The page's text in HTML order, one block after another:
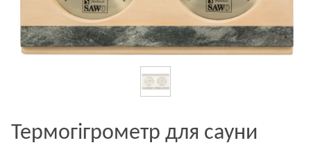
Термогігрометр для сауни